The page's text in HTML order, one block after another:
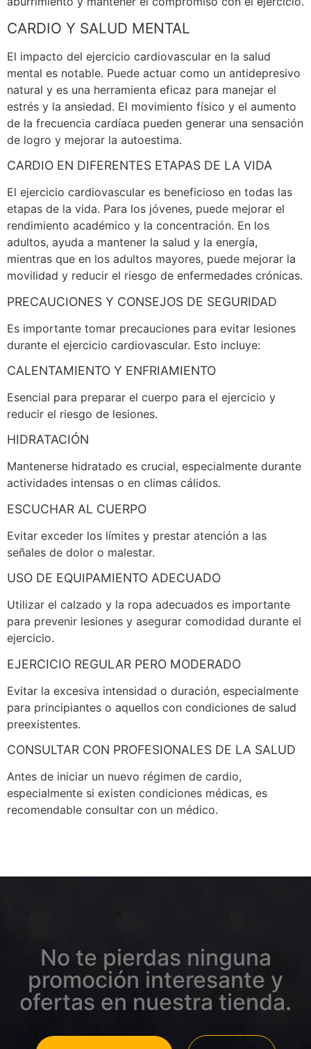
CARDIO Y SALUD MENTAL
El impacto del ejercicio cardiovascular en la salud
mental es notable. Puede actuar como un antidepresivo
natural y es una herramienta eficaz para manejar el
estrés y la ansiedad. El movimiento físico y el aumento
de la frecuencia cardíaca pueden generar una sensación
de logro y mejorar la autoestima.
CARDIO EN DIFERENTES ETAPAS DE LA VIDA
El ejercicio cardiovascular es beneficioso en todas las
etapas de la vida. Para los jóvenes, puede mejorar el
rendimiento académico y la concentración. En los
adultos, ayuda a mantener la salud y la energía,
mientras que en los adultos mayores, puede mejorar la
movilidad y reducir el riesgo de enfermedades crónicas.
PRECAUCIONES Y CONSEJOS DE SEGURIDAD
Es importante tomar precauciones para evitar lesiones
durante el ejercicio cardiovascular. Esto incluye:
CALENTAMIENTO Y ENFRIAMIENTO
Esencial para preparar el cuerpo para el ejercicio y
reducir el riesgo de lesiones.
HIDRATACIÓN
Mantenerse hidratado es crucial, especialmente durante
actividades intensas o en climas cálidos.
ESCUCHAR AL CUERPO
Evitar exceder los límites y prestar atención a las
señales de dolor o malestar.
USO DE EQUIPAMIENTO ADECUADO
Utilizar el calzado y la ropa adecuados es importante
para prevenir lesiones y asegurar comodidad durante el
ejercicio.
EJERCICIO REGULAR PERO MODERADO
Evitar la excesiva intensidad o duración, especialmente
para principiantes o aquellos con condiciones de salud
preexistentes.
CONSULTAR CON PROFESIONALES DE LA SALUD
Antes de iniciar un nuevo régimen de cardio,
especialmente si existen condiciones médicas, es
recomendable consultar con un médico.
No te pierdas ninguna
promoción interesante y
ofertas en nuestra tienda.